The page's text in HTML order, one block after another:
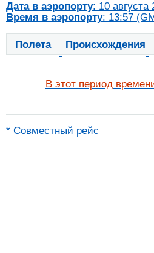
Дата в аэропорту: 10 августа
Время в аэропорту: 13:57
Полета Происхождения
В этот период
* Совместный рейс